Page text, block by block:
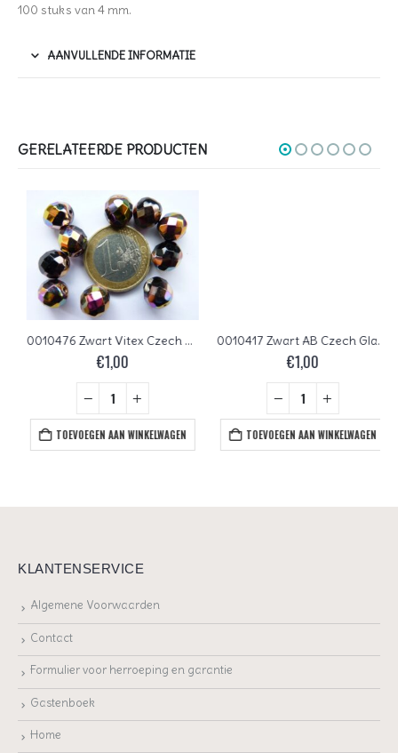
100 stuks van 4 mm.
AANVULLENDE INFORMATIE
GERELATEERDE PRODUCTEN
0010476 Zwart Vitex Czech Glass Facet Firepolish 10mm 10 stuks
1,00
TOEVOEGEN AAN WINKELWAGEN
0010417 Zwart AB Czech Glass Facet Firepolish 10mm 8 stuks
1,00
TOEVOEGEN AAN WINKELWAGEN
KLANTENSERVICE
Algemene Voorwaarden
Contact
Formulier voor herroeping en garantie
Gastenboek
Home